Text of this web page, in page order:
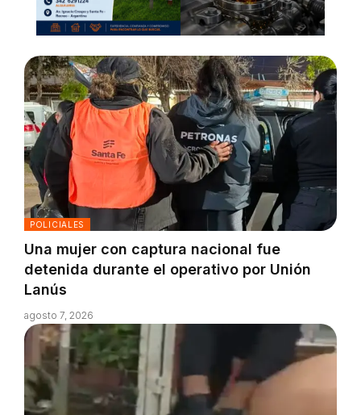
POLICIALES
Una mujer con captura nacional fue
detenida durante el operativo por Unión
Lanús
agosto 7, 2026